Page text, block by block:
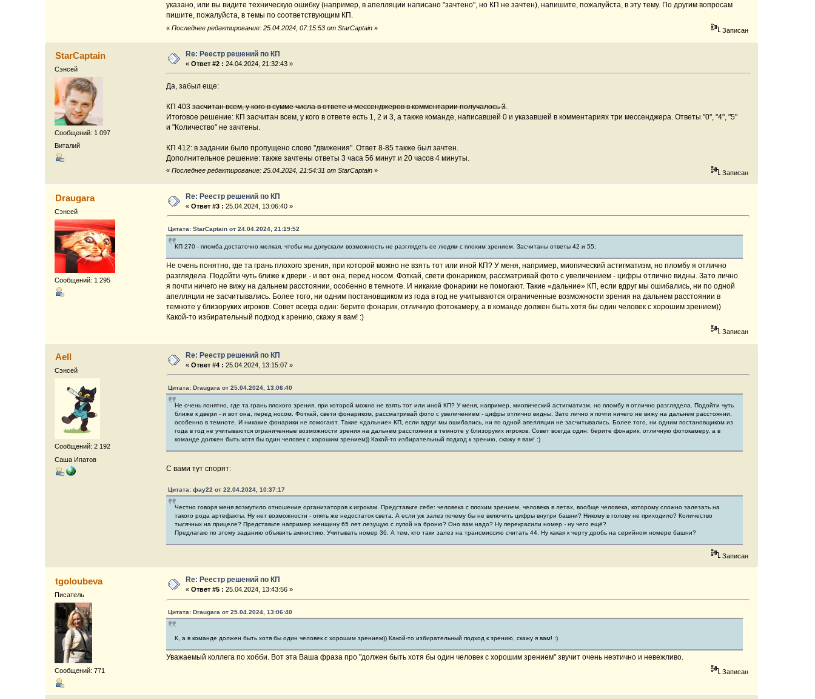
указано, или вы видите техническую ошибку (например, в апелляции написано "зачтено", но КП не зачтен), напишите, пожалуйста, в эту тему. По другим вопросам
пишите, пожалуйста, в темы по соответствующим КП.
«Последнее редактирование: 25.04.2024, 07:15:53 от StarCaptain » Записан
StarCaptain
Сэнсей
Сообщений: 1 097
Виталий
Re: Реестр решений по КП
«Ответ #2 : 24.04.2024, 21:32:43 »
Да, забыл еще:
КП 403засчитан всем, у кого в сумме числа в ответе и мессенджеров в комментарии получалось 3
Итоговое решение: КП засчитан всем, у кого в ответе есть 1, 2 и 3, а также команде, написавшей 0 и указавшей в комментариях три мессенджера. Ответы "0", "4", "5"
и "Количество" не зачтены.
КП 412: в задании было пропущено слово "движения". Ответ 8-85 также был зачтен.
Дополнительное решение: также зачтены ответы 3 часа 56 минут и 20 часов 4 минуты.
«Последнее редактирование: 25.04.2024, 21:54:31 от StarCaptain » Записан
Draugara
Сэнсей
Сообщений: 1 295
Re: Реестр решений по КП
«Ответ #3 : 25.04.2024, 13:06:40 »
Цитата: StarCaptain от 24.04.2024, 21:19:52
КП 270 - пломба достаточно мелкая, чтобы мы допускали возможность не разглядеть ее людям с плохим зрением. Засчитаны ответы 42 и 55;
Не очень понятно, где та грань плохого зрения, при которой можно не взять тот или иной КП? У меня, например, миопический астигматизм, но пломбу я отлично
разглядела. Подойти чуть ближе к двери - и вот она, перед носом. Фоткай, свети фонариком, рассматривай фото с увеличением - цифры отлично видны. Зато лично
я почти ничего не вижу на дальнем расстоянии, особенно в темноте. И никакие фонарики не помогают. Такие «дальние» КП, если вдруг мы ошибались, ни по одной
апелляции не засчитывались. Более того, ни одним постановщиком из года в год не учитываются ограниченные возможности зрения на дальнем расстоянии в
темноте у близоруких игроков. Совет всегда один: берите фонарик, отличную фотокамеру, а в команде должен быть хотя бы один человек с хорошим зрением))
Какой-то избирательный подход к зрению, скажу я вам! :)
Записан
Aell
Сэнсей
Сообщений: 2 192
Саша Ипатов
Re: Реестр решений по КП
«Ответ #4 : 25.04.2024, 13:15:07 »
Цитата: Draugara от 25.04.2024, 13:06:40
Не очень понятно, где та грань плохого зрения, при которой можно не взять тот или иной КП? У меня, например, миопический астигматизм, но пломбу я отлично разглядела. Подойти чуть
ближе к двери - и вот она, перед носом. Фоткай, свети фонариком, рассматривай фото с увеличением - цифры отлично видны. Зато лично я почти ничего не вижу на дальнем расстоянии,
особенно в темноте. И никакие фонарики не помогают. Такие «дальние» КП, если вдруг мы ошибались, ни по одной апелляции не засчитывались. Более того, ни одним постановщиком из
года в год не учитываются ограниченные возможности зрения на дальнем расстоянии в темноте у близоруких игроков. Совет всегда один: берите фонарик, отличную фотокамеру, а в
команде должен быть хотя бы один человек с хорошим зрением)) Какой-то избирательный подход к зрению, скажу я вам! :)
С вами тут спорят:
Цитата: фау22 от 22.04.2024, 10:37:17
Честно говоря меня возмутило отношение организаторов к игрокам. Представьте себе: человека с плохим зрением, человека в летах, вообще человека, которому сложно залезать на
такого рода артефакты. Ну нет возможности - опять же недостаток света. А если уж залез почему бы не включить цифры внутри башни? Никому в голову не приходило? Количество
тысячных на прицеле? Представьте например женщину 65 лет лезущую с лупой на броню? Оно вам надо? Ну перекрасили номер - ну чего ещё?
Предлагаю по этому заданию объявить амнистию. Учитывать номер 36. А тем, кто таки залез на трансмиссию считать 44. Ну какая к черту дробь на серийном номере башни?
Записан
tgoloubeva
Писатель
Сообщений: 771
Re: Реестр решений по КП
«Ответ #5 : 25.04.2024, 13:43:56 »
Цитата: Draugara от 25.04.2024, 13:06:40
К, а в команде должен быть хотя бы один человек с хорошим зрением)) Какой-то избирательный подход к зрению, скажу я вам! :)
Уважаемый коллега по хобби. Вот эта Ваша фраза про "должен быть хотя бы один человек с хорошим зрением" звучит очень неэтично и невежливо.
Записан